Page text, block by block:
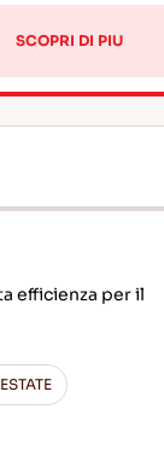
SCOPRI DI PIU
efficienza per il
ESTATE